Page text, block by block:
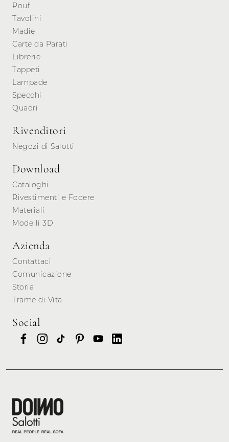
Pouf
Tavolini
Madie
Carte da Parati
Librerie
Tappeti
Lampade
Specchi
Quadri
Rivenditori
Negozi di Salotti
Download
Cataloghi
Rivestimenti e Fodere
Materiali
Modelli 3D
Azienda
Contattaci
Comunicazione
Storia
Trame di Vita
Social